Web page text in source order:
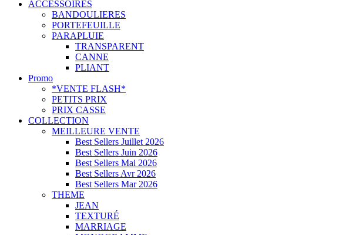
ACCESSOIRES
BANDOULIERES
PORTEFEUILLE
PARAPLUIE
TRANSPARENT
CANNE
PLIANT
Promo
*VENTE FLASH*
PETITS PRIX
PRIX CASSE
COLLECTION
MEILLEURE VENTE
Best Sellers Juillet 2026
Best Sellers Juin 2026
Best Sellers Mai 2026
Best Sellers Avr 2026
Best Sellers Mar 2026
THEME
JEAN
TEXTURÉ
MARRIAGE